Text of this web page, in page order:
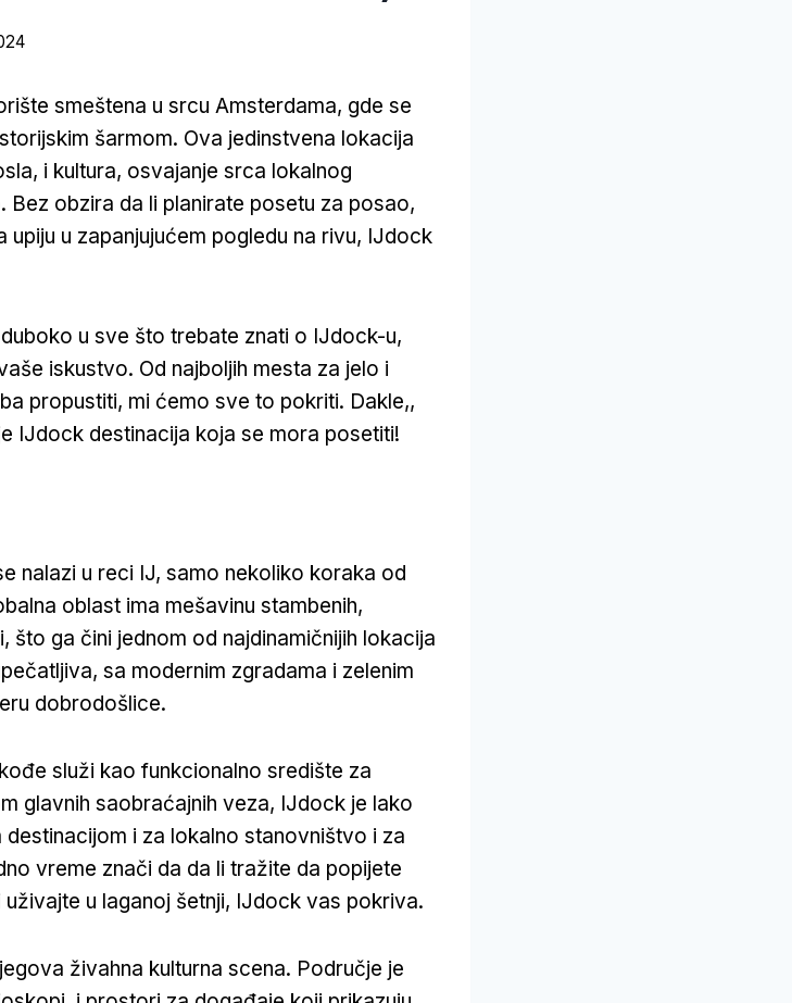
smeštena u srcu Amsterdama, gde se
šarmom. Ova jedinstvena lokacija
i kultura, osvajanje srca lokalnog
obzira da li planirate posetu za posao,
upiju u zapanjujućem pogledu na rivu, IJdock
u sve što trebate znati o IJdock-u,
iskustvo. Od najboljih mesta za jelo i
propustiti, mi ćemo sve to pokriti. Dakle,,
IJdock destinacija koja se mora posetiti!
nalazi u reci IJ, samo nekoliko koraka od
oblast ima mešavinu stambenih,
što ga čini jednom od najdinamičnijih lokacija
sa modernim zgradama i zelenim
dobrodošlice.
služi kao funkcionalno središte za
glavnih saobraćajnih veza, IJdock je lako
i za lokalno stanovništvo i za
vreme znači da da li tražite da popijete
u laganoj šetnji, IJdock vas pokriva.
živahna kulturna scena. Područje je